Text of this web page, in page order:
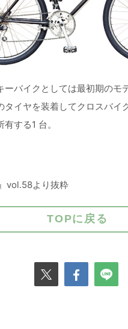
ーバイクとしては最初期のモ
タイヤを装着してクロスバイ
する1 台。
vol.58より抜粋
TOPに戻る